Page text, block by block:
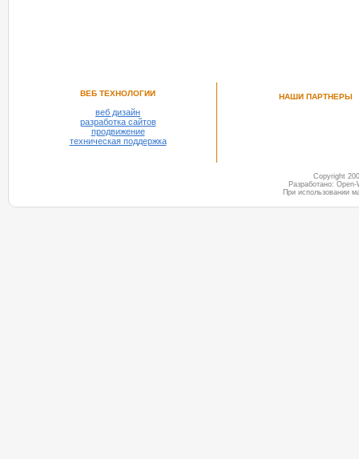
ВЕБ ТЕХНОЛОГИИ
веб дизайн
разработка сайтов
продвижение
техническая поддержка
НАШИ ПАРТНЕРЫ
Copyright
Разработано:
При использовании